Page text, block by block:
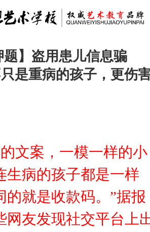
题】盗用患儿信息骗
是重病的孩子，更伤
文案，一模一样的小
生病的孩子都是一样
的就是收款码。”据报
网友发现社交平台上